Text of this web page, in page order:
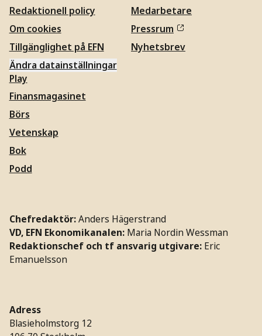
Redaktionell policy
Om cookies
Tillgänglighet på EFN
Ändra datainställningar
Medarbetare
Pressrum
Nyhetsbrev
Play
Finansmagasinet
Börs
Vetenskap
Bok
Podd
Chefredaktör:Anders Hägerstrand
VD, EFN Ekonomikanalen: Maria Nordin Wessman
Redaktionschef och tf ansvarig utgivare: Eric
Emanuelsson
Adress
Blasieholmstorg 12